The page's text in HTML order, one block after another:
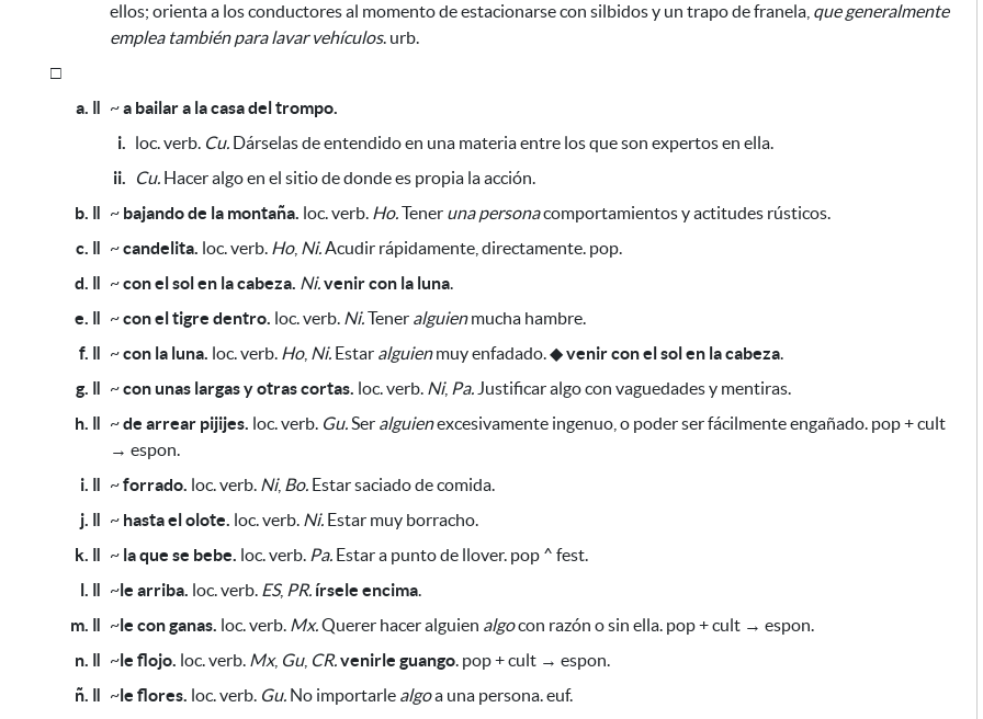
ellos; orienta a los conductores al momento de estacionarse con silbidos y un trapo de franela, que generalmente
emplea también para lavar vehículos. urb.
□
a. ǁ ~a bailar a la casa del trompo.
i. loc. verb. Cu. Dárselas de entendido en una materia entre los que son expertos en ella.
ii.
Cu. Hacer algo en el sitio de donde es propia la acción.
b. ǁ ~ bajando de la montaña. loc. verb. Ho.Tener una personacomportamientos y actitudes rústicos.
c. ǁ ~candelita. loc. verb. Ho, Ni.Acudir rápidamente, directamente. pop.
d. ǁ ~con el sol en la cabeza. Ni.venir con la luna.
e. ǁ ~con el tigre dentro. loc. verb. Ni.Tener alguienmucha hambre.
f. ǁ ~con la luna. loc. verb. Ho, Ni. Estar alguienmuy enfadado.◆venir con el sol en la cabeza.
g. ǁ ~con unas largas y otras cortas. loc. verb. Ni, Pa. Justificar algo con vaguedades y mentiras.
h. ǁ ~de arrear pijijes. loc. verb. Gu.Ser alguienexcesivamente ingenuo, o poder ser fácilmente engañado. pop + cult
→ espon.
i. ǁ ~forrado. loc. verb. Ni, Bo. Estar saciado de comida.
j. ǁ ~ hasta el olote. loc. verb. Ni. Estar muy borracho.
k. ǁ ~ la que se bebe. loc. verb. Pa. Estar a punto de llover. pop ^ fest.
l. ǁ ~le arriba. loc. verb. ES, PR. írsele encima.
m. ǁ ~le con ganas. loc. verb. Mx.Querer hacer alguien algocon razón o sin ella. pop + cult → espon.
n. ǁ ~le flojo. loc. verb. Mx, Gu, CR.venirle guango. pop + cult → espon.
ñ. ǁ ~le flores. loc. verb. Gu. No importarle algoa una persona. euf.